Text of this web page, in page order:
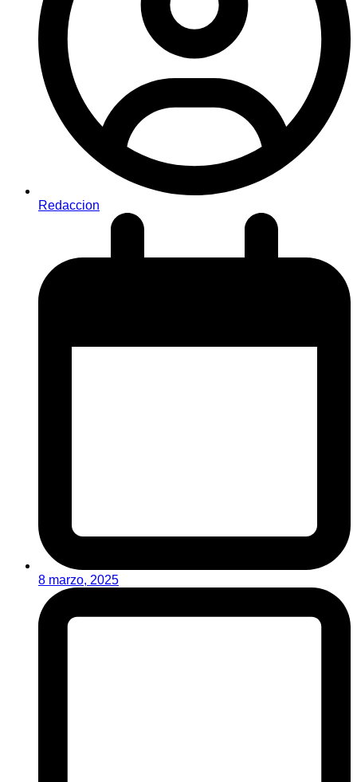
Redaccion
8 marzo, 2025